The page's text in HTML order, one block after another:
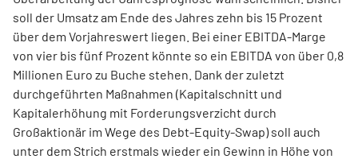
soll der Umsatz am Ende des Jahres zehn bis 15 Prozent
über dem Vorjahreswert liegen. Bei einer EBITDA-Marge
von vier bis fünf Prozent könnte so ein EBITDA von über 0,8
Millionen Euro zu Buche stehen. Dank der zuletzt
durchgeführten Maßnahmen (Kapitalschnitt und
Kapitalerhöhung mit Forderungsverzicht durch
Großaktionär im Wege des Debt-Equity-Swap) soll auch
unter dem Strich erstmals wieder ein Gewinn in Höhe von